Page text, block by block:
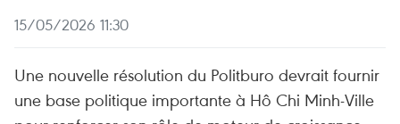
15/05/2026 11:30
Une nouvelle résolution du Politburo devrait fournir
une base politique importante à Hô Chi Minh-Ville